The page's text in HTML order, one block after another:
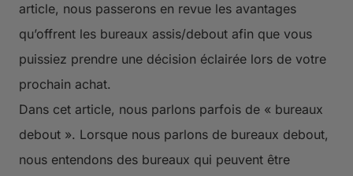
article, nous passerons en revue les avantages
qu’offrent les bureaux assis/debout afin que vous
puissiez prendre une décision éclairée lors de votre
prochain achat.
Dans cet article, nous parlons parfois de « bureaux
debout ». Lorsque nous parlons de bureaux debout,
nous entendons des bureaux qui peuvent être